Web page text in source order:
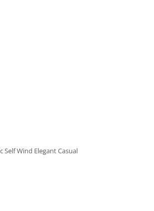
Self Wind Elegant Casual